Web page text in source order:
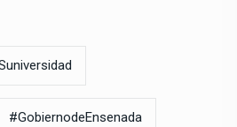
#GobiernodeEnsenada